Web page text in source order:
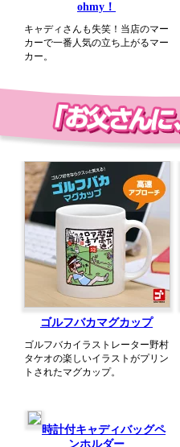
ohmy！
キャディさんも失笑！当店のマー
カーで一番人気の立ち上がるマー
カー。
ゴルフバカマグカップ
ゴルフバカイラストレーター野村
タケオの楽しいイラストがプリン
トされたマグカップ。
時計付キャディバッグペ
ンホルダー